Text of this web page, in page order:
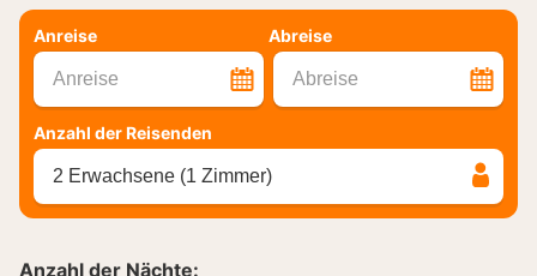
Anreise Abreise
Anreise Abreise
Anzahl der Reisenden
2 Erwachsene (1 Zimmer)
Anzahl der Nächte: